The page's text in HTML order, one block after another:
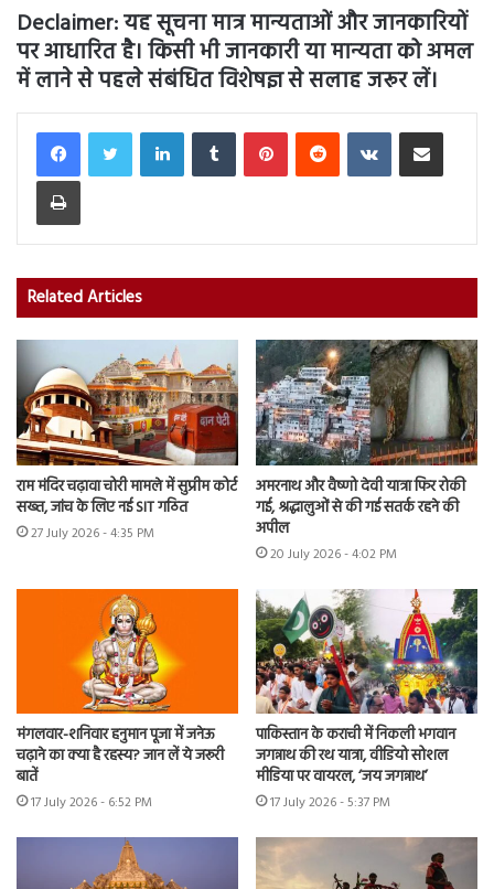
Declaimer:यह सूचना मात्र मान्यताओं और जानकारियों
पर आधारित है। किसी भी जानकारी या मान्यता को अमल
में लाने से पहले संबंधित विशेषज्ञ से सलाह जरूर लें।
LinkedInTumblr PinterestReddit VKontakteShare via Email
Print
Related Articles
राम मंदिर चढ़ावा चोरी मामले में सुप्रीम कोर्ट
सख्त, जांच के लिए नई SIT गठित
27 July 2026 - 4:35 PM
अमरनाथ और वैष्णो देवी यात्रा फिर रोकी
गई, श्रद्धालुओं से की गई सतर्क रहने की
अपील
20 July 2026 - 4:02 PM
मंगलवार-शनिवार हनुमान पूजा में जनेऊ
चढ़ाने का क्या है रहस्य? जान लें ये जरूरी
बातें
17 July 2026 - 6:52 PM
पाकिस्तान के कराची में निकली भगवान
जगन्नाथ की रथ यात्रा, वीडियो सोशल
मीडिया पर वायरल, ‘जय जगन्नाथ’
17 July 2026 - 5:37 PM